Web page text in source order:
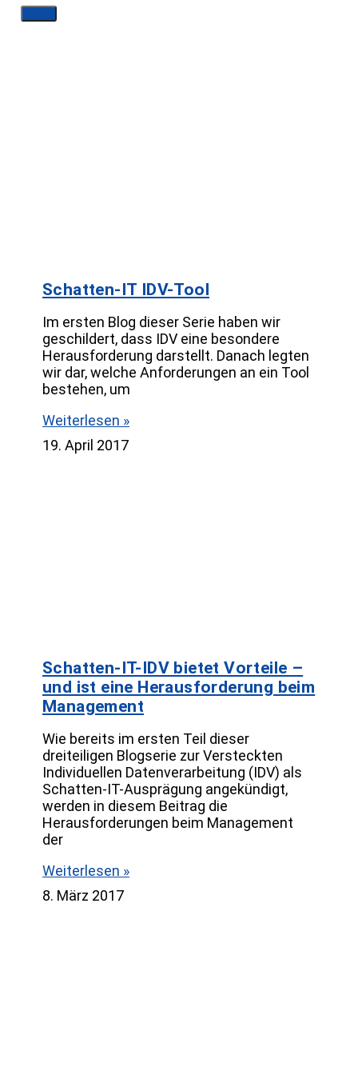
Schatten-IT IDV-Tool
Im ersten Blog dieser Serie haben wir
geschildert, dass IDV eine besondere
Herausforderung darstellt. Danach legten
wir dar, welche Anforderungen an ein Tool
bestehen, um
Weiterlesen »
19. April 2017
Schatten-IT-IDV bietet Vorteile –
und ist eine Herausforderung beim
Management
Wie bereits im ersten Teil dieser
dreiteiligen Blogserie zur Versteckten
Individuellen Datenverarbeitung (IDV) als
Schatten-IT-Ausprägung angekündigt,
werden in diesem Beitrag die
Herausforderungen beim Management
der
Weiterlesen »
8. März 2017